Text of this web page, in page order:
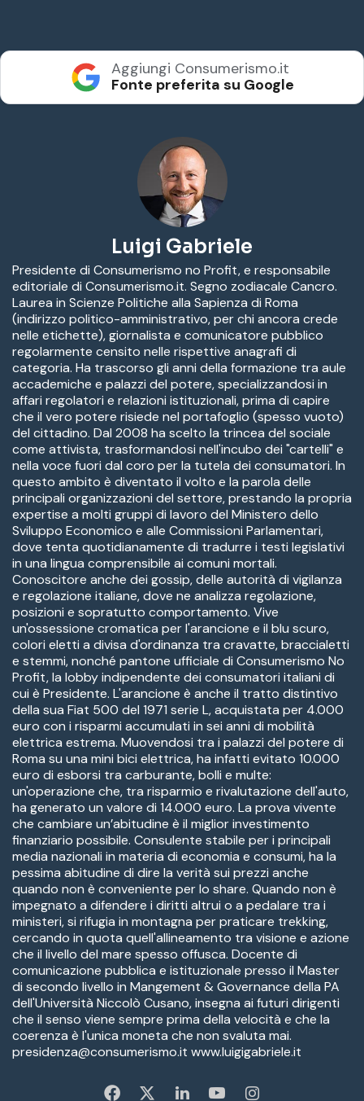
Aggiungi Consumerismo.it
Fonte preferita su Google
Luigi Gabriele
Presidente di Consumerismo no Profit, e responsabile
editoriale di Consumerismo.it. Segno zodiacale Cancro.
Laurea in Scienze Politiche alla Sapienza di Roma
(indirizzo politico-amministrativo, per chi ancora crede
nelle etichette), giornalista e comunicatore pubblico
regolarmente censito nelle rispettive anagrafi di
categoria. Ha trascorso gli anni della formazione tra aule
accademiche e palazzi del potere, specializzandosi in
affari regolatori e relazioni istituzionali, prima di capire
che il vero potere risiede nel portafoglio (spesso vuoto)
del cittadino. Dal 2008 ha scelto la trincea del sociale
come attivista, trasformandosi nell'incubo dei "cartelli" e
nella voce fuori dal coro per la tutela dei consumatori. In
questo ambito è diventato il volto e la parola delle
principali organizzazioni del settore, prestando la propria
expertise a molti gruppi di lavoro del Ministero dello
Sviluppo Economico e alle Commissioni Parlamentari,
dove tenta quotidianamente di tradurre i testi legislativi
in una lingua comprensibile ai comuni mortali.
Conoscitore anche dei gossip, delle autorità di vigilanza
e regolazione italiane, dove ne analizza regolazione,
posizioni e sopratutto comportamento. Vive
un'ossessione cromatica per l'arancione e il blu scuro,
colori eletti a divisa d'ordinanza tra cravatte, braccialetti
e stemmi, nonché pantone ufficiale di Consumerismo No
Profit, la lobby indipendente dei consumatori italiani di
cui è Presidente. L'arancione è anche il tratto distintivo
della sua Fiat 500 del 1971 serie L, acquistata per 4.000
euro con i risparmi accumulati in sei anni di mobilità
elettrica estrema. Muovendosi tra i palazzi del potere di
Roma su una mini bici elettrica, ha infatti evitato 10.000
euro di esborsi tra carburante, bolli e multe:
un'operazione che, tra risparmio e rivalutazione dell'auto,
ha generato un valore di 14.000 euro. La prova vivente
che cambiare un’abitudine è il miglior investimento
finanziario possibile. Consulente stabile per i principali
media nazionali in materia di economia e consumi, ha la
pessima abitudine di dire la verità sui prezzi anche
quando non è conveniente per lo share. Quando non è
impegnato a difendere i diritti altrui o a pedalare tra i
ministeri, si rifugia in montagna per praticare trekking,
cercando in quota quell'allineamento tra visione e azione
che il livello del mare spesso offusca. Docente di
comunicazione pubblica e istituzionale presso il Master
di secondo livello in Mangement & Governance della PA
dell'Università Niccolò Cusano, insegna ai futuri dirigenti
che il senso viene sempre prima della velocità e che la
coerenza è l'unica moneta che non svaluta mai.
presidenza@consumerismo.it www.luigigabriele.it